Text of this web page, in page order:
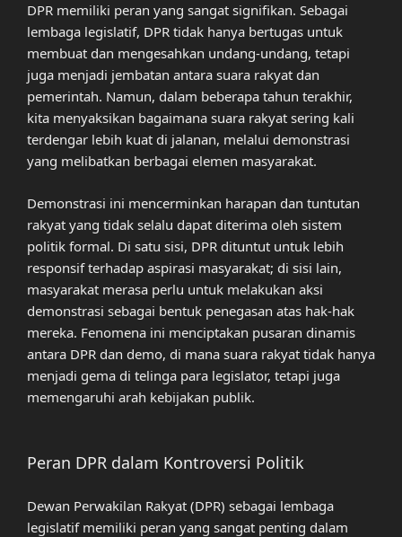
DPR memiliki peran yang sangat signifikan. Sebagai
lembaga legislatif, DPR tidak hanya bertugas untuk
membuat dan mengesahkan undang-undang, tetapi
juga menjadi jembatan antara suara rakyat dan
pemerintah. Namun, dalam beberapa tahun terakhir,
kita menyaksikan bagaimana suara rakyat sering kali
terdengar lebih kuat di jalanan, melalui demonstrasi
yang melibatkan berbagai elemen masyarakat.
Demonstrasi ini mencerminkan harapan dan tuntutan
rakyat yang tidak selalu dapat diterima oleh sistem
politik formal. Di satu sisi, DPR dituntut untuk lebih
responsif terhadap aspirasi masyarakat; di sisi lain,
masyarakat merasa perlu untuk melakukan aksi
demonstrasi sebagai bentuk penegasan atas hak-hak
mereka. Fenomena ini menciptakan pusaran dinamis
antara DPR dan demo, di mana suara rakyat tidak hanya
menjadi gema di telinga para legislator, tetapi juga
memengaruhi arah kebijakan publik.
Peran DPR dalam Kontroversi Politik
Dewan Perwakilan Rakyat (DPR) sebagai lembaga
legislatif memiliki peran yang sangat penting dalam